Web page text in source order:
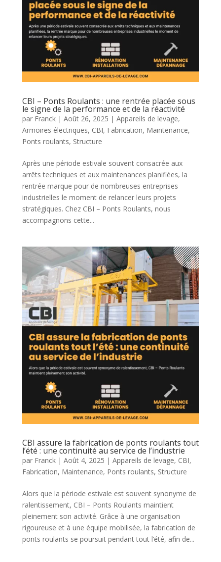
CBI – Ponts Roulants : une rentrée placée sous
le signe de la performance et de la réactivité
par Franck| Août 26, 2025 | Appareils de levage,
Armoires électriques, CBI, Fabrication, Maintenance,
Ponts roulants, Structure
Après une période estivale souvent consacrée aux
arrêts techniques et aux maintenances planifiées, la
rentrée marque pour de nombreuses entreprises
industrielles le moment de relancer leurs projets
stratégiques. Chez CBI – Ponts Roulants, nous
accompagnons cette...
CBI assure la fabrication de ponts roulants tout
l’été : une continuité au service de l’industrie
par Franck| Août 4, 2025 | Appareils de levage, CBI,
Fabrication, Maintenance, Ponts roulants, Structure
Alors que la période estivale est souvent synonyme de
ralentissement, CBI – Ponts Roulants maintient
pleinement son activité. Grâce à une organisation
rigoureuse et à une équipe mobilisée, la fabrication de
ponts roulants se poursuit pendant tout l’été, afin de...